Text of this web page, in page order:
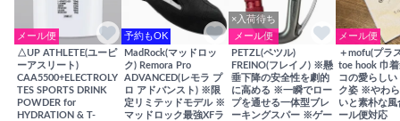
メール便
△UP ATHLETE(ユーピ
ーアスリート)
CAA5500+ELECTROLY
TES SPORTS DRINK
POWDER for
HYDRATION & T-
予約もOK
MadRock(マッドロッ
ク) Remora Pro
ADVANCED(レモラ プ
ロ アドバンスト) ※限
定リミテッドモデル ※
マッドロック最強XFラ
×入荷待ち
メール便
PETZL(ペツル)
FREINO(フレイノ) ※懸
垂下降の安全性を劇的
に高める ※一瞬でロー
プを通せる一体型ブレ
ーキングスパー ※ゲー
メール便
＋mofu(プラ
toe hook 巾
コの愛らしい
ク姿 ※やわ
いと素朴な
ール便対応